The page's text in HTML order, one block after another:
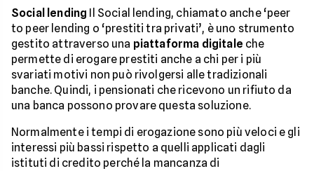
Social lending Il Social lending, chiamato anche ‘peer
to peer lending o ‘prestiti tra privati’, è uno strumento
gestito attraverso una piattaforma digitale che
permette di erogare prestiti anche a chi per i più
svariati motivi non può rivolgersi alle tradizionali
banche. Quindi, i pensionati che ricevono un rifiuto da
una banca possono provare questa soluzione.
Normalmente i tempi di erogazione sono più veloci e gli
interessi più bassi rispetto a quelli applicati dagli
istituti di credito perché la mancanza di